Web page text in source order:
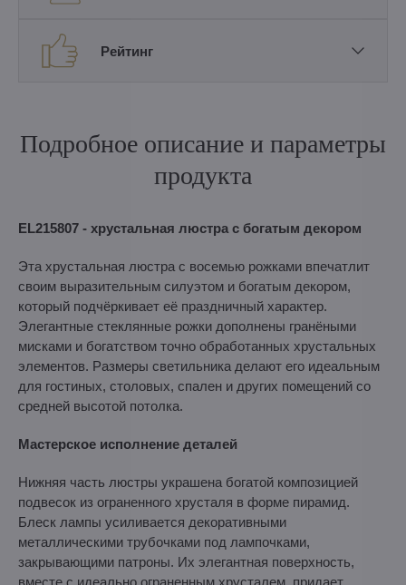
Рейтинг
Подробное описание и параметры
продукта
EL215807 - хрустальная люстра с богатым декором
Эта хрустальная люстра с восемью рожками впечатлит
своим выразительным силуэтом и богатым декором,
который подчёркивает её праздничный характер.
Элегантные стеклянные рожки дополнены гранёными
мисками и богатством точно обработанных хрустальных
элементов. Размеры светильника делают его идеальным
для гостиных, столовых, спален и других помещений со
средней высотой потолка.
Мастерское исполнение деталей
Нижняя часть люстры украшена богатой композицией
подвесок из ограненного хрусталя в форме пирамид.
Блеск лампы усиливается декоративными
металлическими трубочками под лампочками,
закрывающими патроны. Их элегантная поверхность,
вместе с идеально ограненным хрусталем, придает